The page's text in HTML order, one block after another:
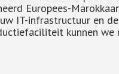
Europees-
IT-infrastructuur en
kunnen